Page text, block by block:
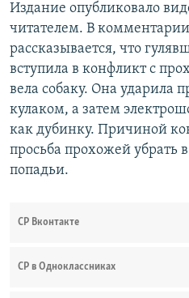
Издание опубликовало
читателем. В
рассказывается, что
вступила в конфликт с
вела собаку. Она ударила
кулаком, а затем
как дубинку. Причиной
просьба прохожей убрать
попадьи.
СР Вконтакте
СР в Одноклассниках